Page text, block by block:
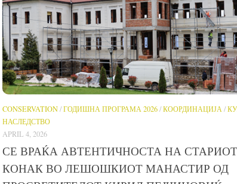
CONSERVATION/ГОДИШНА ПРОГРАМА 2026/КООРДИНАЦИЈА /
НАСЛЕДСТВО
APRIL 4, 2026
СЕ ВРАЌА АВТЕНТИЧНОСТА НА СТАРИОТ
КОНАК ВО ЛЕШОШКИОТ МАНАСТИР ОД